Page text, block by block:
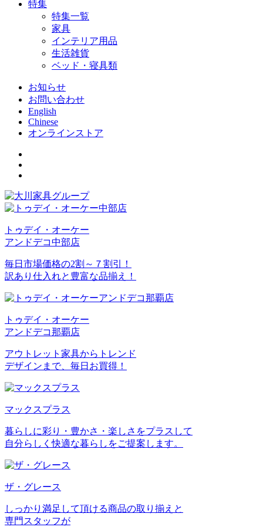
特集
特集一覧
家具
インテリア用品
生活雑貨
ベッド・寝具類
お知らせ
お問い合わせ
English
Chinese
オンラインストア
トゥデイ・オーケー
アンドデコ中部店
毎日市場価格の2割～７割引！
訳あり仕入れと豊富な品揃え！
トゥデイ・オーケー
アンドデコ那覇店
アウトレット家具からトレンド
デザインまで、毎日お買得！
マックスプラス
暮らしに彩り・豊かさ・楽しさをプラスして
自分らしく快適な暮らしをご提案します。
ザ・グレース
しっかり満足して頂ける商品の取り揃えと
専門スタッフが